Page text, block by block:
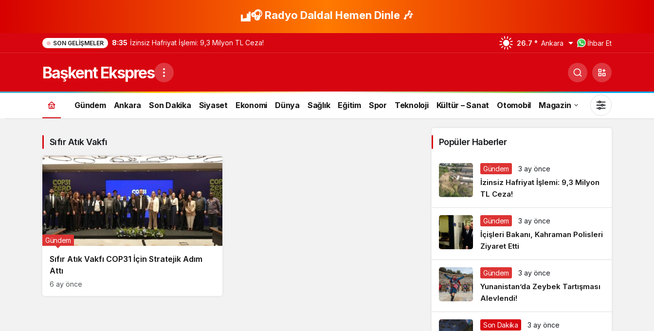
🎧 Radyo Daldal Hemen Dinle 🎶
SON GELIŞMELER 8:35 İzinsiz Hafriyat İşlemi: 9,3 Milyon TL Ceza! 26.7 ° Ankara İhbar Et
Başkent Ekspres
Gündem Ankara Son Dakika Siyaset Ekonomi Dünya Sağlık Eğitim Spor Teknoloji Kültür – Sanat Otomobil Magazin
Gündüz Modu
Gündüz modunu seçin.
Gece Modu
Gece modunu seçin.
Sistem Modu
Sistem modunu seçin.
Sıfır Atık Vakfı
Sıfır Atık Vakfı COP31 İçin Stratejik Adım
Attı
Gündem
6 ay önce
Popüler Haberler
Gündem 3 ay önce
İzinsiz Hafriyat İşlemi: 9,3 Milyon
TL Ceza!
Gündem 3 ay önce
İçişleri Bakanı, Kahraman Polisleri
Ziyaret Etti
Gündem 3 ay önce
Yunanistan’da Zeybek Tartışması
Alevlendi!
Son Dakika 3 ay önce